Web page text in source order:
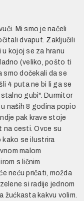
Mi smo je načeli
dvaput. Zaključili
u kojoj se za hranu
(veliko, pošto ti
smo dočekali da se
4 puta ne bi li ga se
gubi". Durmitor
naših 8 godina popio
pak krave stoje
na cesti. Ovce su
kako se ilustrira
malom
s ličnim
neću pričati, možda
si radije jednom
žućkasta kakvu volim.